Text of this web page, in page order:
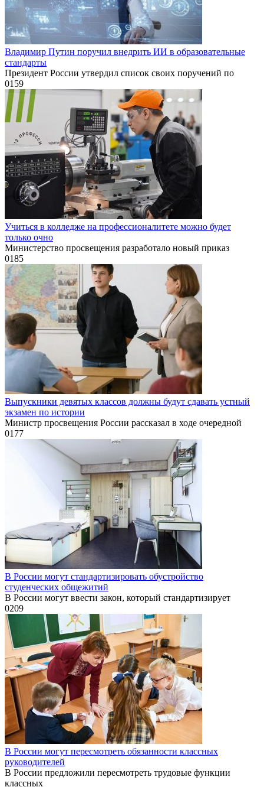
Владимир Путин поручил внедрить ИИ в образовательные
стандарты
Президент России утвердил список своих поручений по
0159
Учиться в колледже на профессионалитете можно будет
только очно
Министерство просвещения разработало новый приказ
0185
Выпускники девятых классов должны будут сдавать устный
экзамен по истории
Министр просвещения России рассказал в ходе очередной
0177
В России могут стандартизировать обустройство
студенческих общежитий
В России могут ввести закон, который стандартизирует
0209
В России могут пересмотреть обязанности классных
руководителей
В России предложили пересмотреть трудовые функции
классных